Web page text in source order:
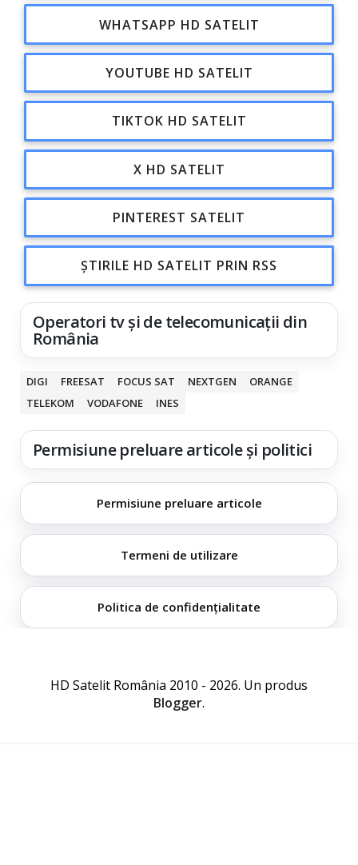
WHATSAPP HD SATELIT
YOUTUBE HD SATELIT
TIKTOK HD SATELIT
X HD SATELIT
PINTEREST SATELIT
ȘTIRILE HD SATELIT PRIN RSS
Operatori tv și de telecomunicații din
România
DIGI FREESAT FOCUS SAT NEXTGEN
ORANGE
TELEKOM
VODAFONE INES
Permisiune preluare articole și politici
Permisiune preluare articole
Termeni de utilizare
Politica de confidențialitate
HD Satelit România 2010 - 2026. Un produs
Blogger.